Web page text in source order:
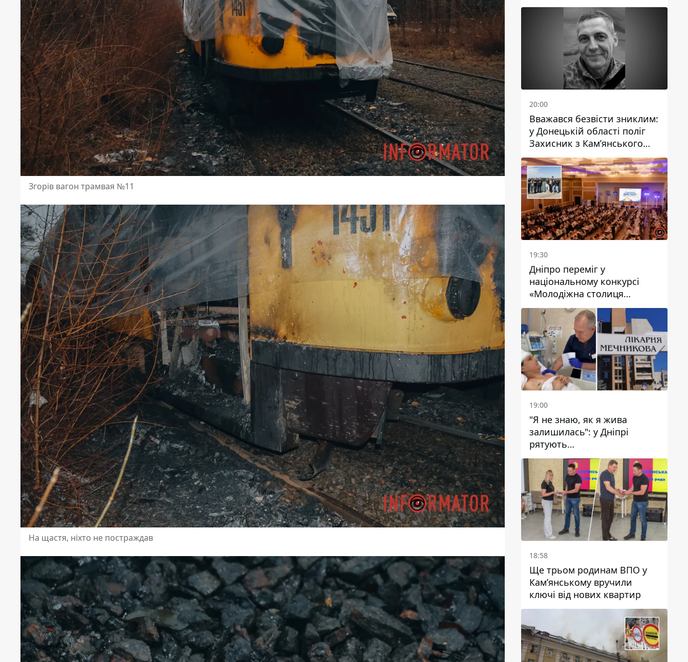
Згорів вагон трамвая №11
На щастя, ніхто не постраждав
20:00
Вважався безвісти зниклим:
у Донецькій області поліг
Захисник з Кам’янського
Антон Красовський
19:30
Дніпро переміг у
національному конкурсі
«Молодіжна столиця
України – 2026»
19:00
"Я не знаю, як я жива
залишилась": у Дніпрі
рятують
військовослужбовицю та
мати чотирьох дітей, яку
поранив КАБ
18:58
Ще трьом родинам ВПО у
Кам’янському вручили
ключі від нових квартир